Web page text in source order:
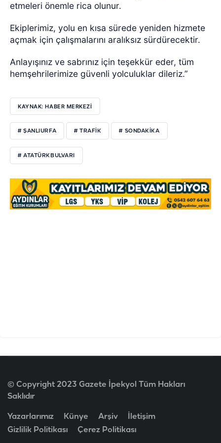
etmeleri önemle rica olunur.
Ekiplerimiz, yolu en kısa sürede yeniden hizmete
açmak için çalışmalarını aralıksız sürdürecektir.
Anlayışınız ve sabrınız için teşekkür eder, tüm
hemşehrilerimize güvenli yolculuklar dileriz.”
KAYNAK: HABER MERKEZİ
# ŞANLIURFA # TRAFIK # SONDAKIKA
# ATATÜRKBULVARI
© Copyright 2023 Gazete İpekyol Tüm Hakları
Saklıdır
Yazarlarımız Künye Arşiv
İletişim
Gizlilik Politikası
Çerez Politikası